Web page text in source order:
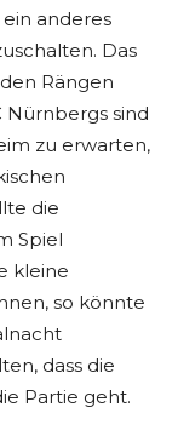
anderes
Das
Rängen
Nürnbergs sind
zu erwarten,
die
Spiel
kleine
so könnte
dass die
Partie geht.